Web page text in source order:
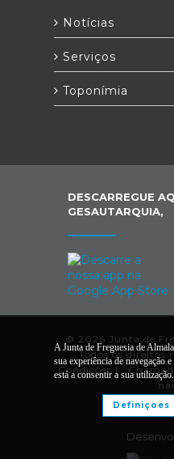
Notícias
Serviços
Toponímia
DESCARREGUE
GESAUTARQUIA,
© 2026 Junta de
Todos os direitos
Condições | *
A Junta de Freguesia de
sua experiência de navegação
está a consentir a sua
Definiçoes